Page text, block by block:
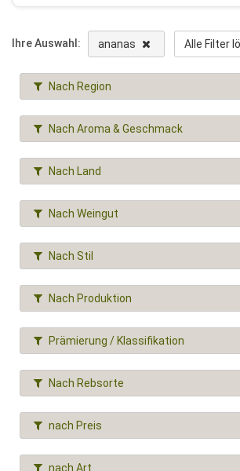
Ihre Auswahl: ananas Alle Filter
Nach Region
Nach Aroma & Geschmack
Nach Land
Nach Weingut
Nach Stil
Nach Produktion
Prämierung / Klassifikation
Nach Rebsorte
nach Preis
nach Art